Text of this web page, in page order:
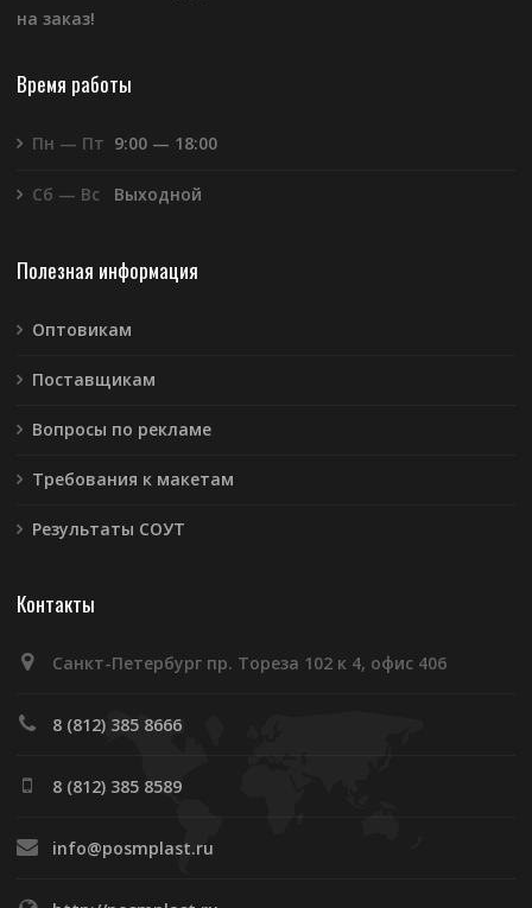
на заказ!
Время работы
Пн — Пт 9:00 — 18:00
Сб — Вс Выходной
Полезная информация
Оптовикам
Поставщикам
Вопросы по рекламе
Требования к макетам
Результаты СОУТ
Контакты
Санкт-Петербург пр. Тореза 102 к 4, офис 406
8 (812) 385 8666
8 (812) 385 8589
info@posmplast.ru